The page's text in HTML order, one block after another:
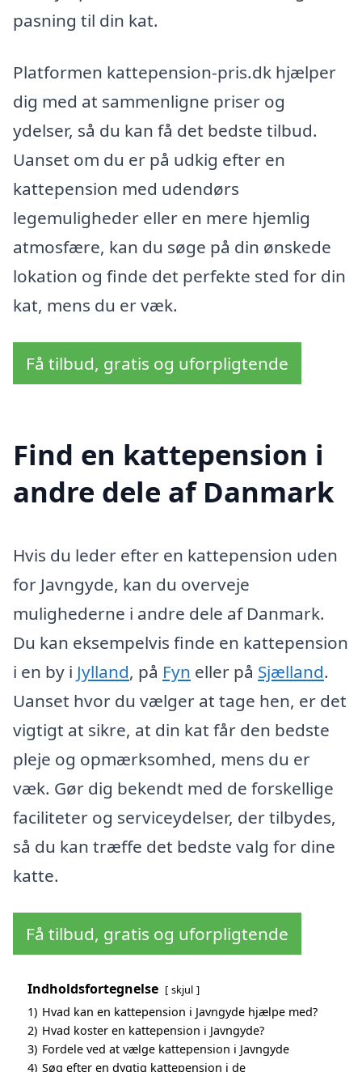
pasning til din kat.
Platformen kattepension-pris.dk hjælper
dig med at sammenligne priser og
ydelser, så du kan få det bedste tilbud.
Uanset om du er på udkig efter en
kattepension med udendørs
legemuligheder eller en mere hjemlig
atmosfære, kan du søge på din ønskede
lokation og finde det perfekte sted for din
kat, mens du er væk.
Få tilbud, gratis og uforpligtende
Find en kattepension i
andre dele af Danmark
Hvis du leder efter en kattepension uden
for Javngyde, kan du overveje
mulighederne i andre dele af Danmark.
Du kan eksempelvis finde en kattepension
i en by i Jylland, på Fyn eller på Sjælland.
Uanset hvor du vælger at tage hen, er det
vigtigt at sikre, at din kat får den bedste
pleje og opmærksomhed, mens du er
væk. Gør dig bekendt med de forskellige
faciliteter og serviceydelser, der tilbydes,
så du kan træffe det bedste valg for dine
katte.
Få tilbud, gratis og uforpligtende
Indholdsfortegnelse skjul
1) Hvad kan en kattepension i Javngyde hjælpe med?
2) Hvad koster en kattepension i Javngyde?
3) Fordele ved at vælge kattepension i Javngyde
4) Søg efter en dygtig kattepension i de